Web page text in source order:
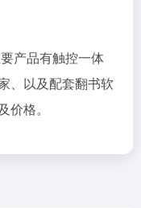
产品有触控一体
、以及配套翻书软
格。